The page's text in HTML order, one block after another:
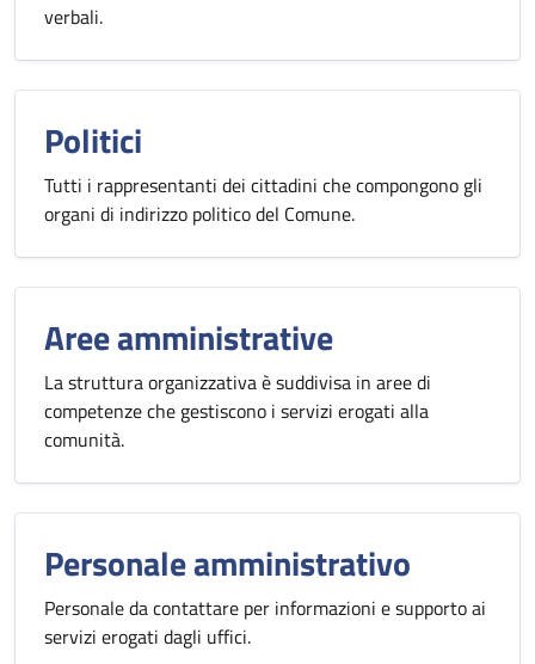
verbali.
Politici
Tutti i rappresentanti dei cittadini che compongono gli
organi di indirizzo politico del Comune.
Aree amministrative
La struttura organizzativa è suddivisa in aree di
competenze che gestiscono i servizi erogati alla
comunità.
Personale amministrativo
Personale da contattare per informazioni e supporto ai
servizi erogati dagli uffici.